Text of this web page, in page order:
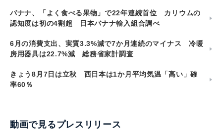
バナナ、「よく食べる果物」で22年連続首位 カリウムの
認知度は初の4割超 日本バナナ輸入組合調べ
6月の消費支出、実質3.3%減で7か月連続のマイナス 冷暖
房用器具は22.7%減 総務省家計調査
きょう8月7日は立秋 西日本は1か月平均気温「高い」確
率60％
動画で見るプレスリリース